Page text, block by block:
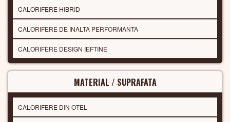
CALORIFERE HIBRID
CALORIFERE DE INALTA PERFORMANTA
CALORIFERE DESIGN IEFTINE
MATERIAL / SUPRAFATA
CALORIFERE DIN OTEL